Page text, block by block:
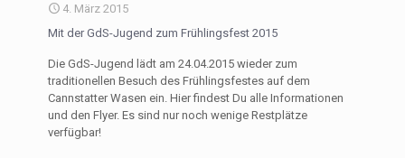
4. März 2015
Mit der GdS-Jugend zum Frühlingsfest 2015
Die GdS-Jugend lädt am 24.04.2015 wieder zum
traditionellen Besuch des Frühlingsfestes auf dem
Cannstatter Wasen ein. Hier findest Du alle Informationen
und den Flyer. Es sind nur noch wenige Restplätze
verfügbar!